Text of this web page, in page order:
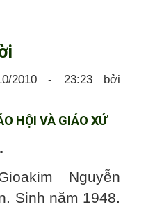
2010 - 23:23 bởi
HỘI VÀ GIÁO XỨ
Nguyễn
Sinh năm 1948.